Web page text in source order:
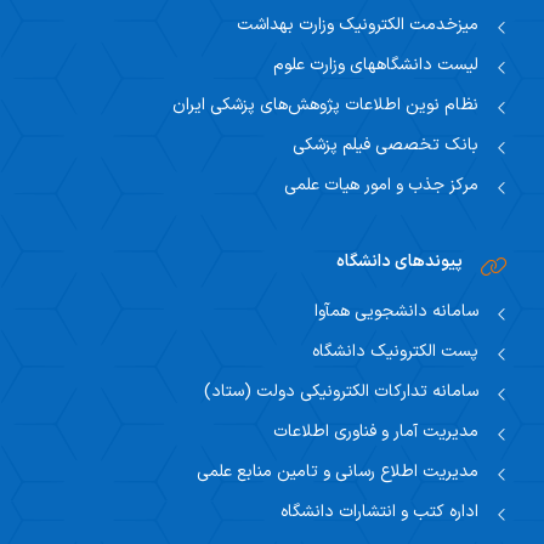
مرکز تحقیقاتی نوروفیزیولوژی
اساتید
فرم ها و فرایند های پژوهشی
اساتید مشاور
مسئول اساتید مشاور
استاد مشاور
تقویم آموزشی
برنامه هفتگی
راهنمای جامع اعتباربخشی
راهنمای جامع اعتباربخشی
میزخدمت الکترونیک وزارت بهداشت
لیست دانشگاههای وزارت علوم
نظام نوین اطلاعات پژوهش‌های پزشکی ایران
بانک تخصصی فیلم پزشکی
مرکز جذب و امور هیات علمی
پیوندهای دانشگاه
سامانه دانشجویی همآوا
پست الکترونیک دانشگاه
سامانه تدارکات الکترونیکی دولت (ستاد)
مدیریت آمار و فناوری اطلاعات
مدیریت اطلاع رسانی و تامین منابع علمی
اداره کتب و انتشارات دانشگاه